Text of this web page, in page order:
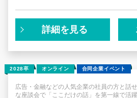
本イベントは、人気企業の理系出
る「少人数・座談会形式」。
一方的な情報収集ではなく、双方向
生成AIで「それっぽい企業研究」を
かし、それは「他の就活生も全く
る」ということです。優良企業の面
成した志望動機をすぐに見抜きます
詳細を見る
2028卒 オンライン 合同企業イベント
広告・金融などの人気企業の社員の方と話
な座談会で「ここだけの話」を第一線で活